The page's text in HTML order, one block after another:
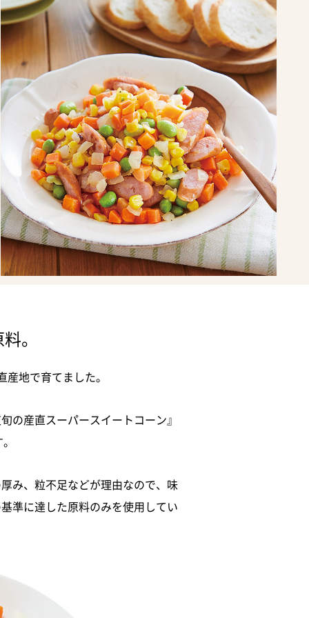
。
地で育てました。
の産直スーパースイートコーン』
み、粒不足などが理由なので、味
準に達した原料のみを使用してい